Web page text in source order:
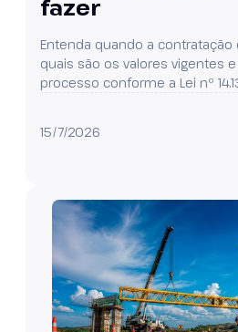
fazer
Entenda quando a contratação
quais são os valores vigentes
processo conforme a Lei nº
15/7/2026